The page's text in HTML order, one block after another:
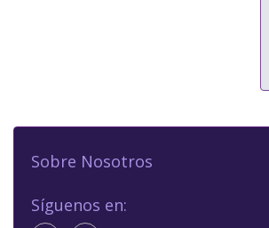
Sobre Nosotros
Síguenos en: